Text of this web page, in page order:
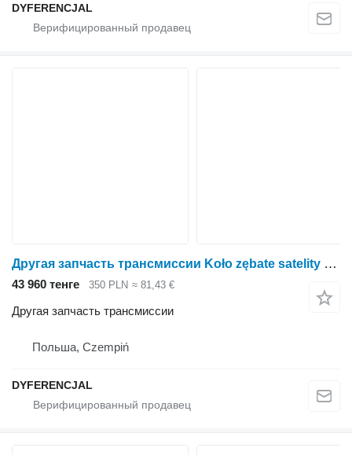
DYFERENCJAL
Другая запчасть трансмиссии Koło zębate satelity для зерноуборочного комбайна Holmer
43 960 тенге 350 PLN ≈ 81,43 €
Другая запчасть трансмиссии
Польша, Czempiń
DYFERENCJAL